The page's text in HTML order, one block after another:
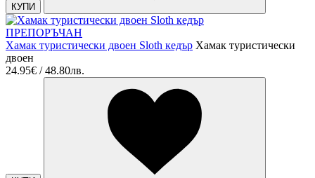
КУПИ
ПРЕПОРЪЧАН
Хамак туристически двоен Sloth кедър Хамак туристически
двоен
24.95€ / 48.80лв.